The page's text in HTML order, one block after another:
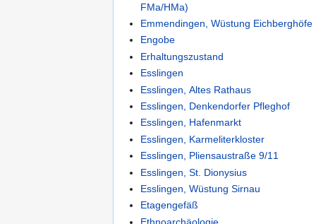
FMa/HMa)
Emmendingen, Wüstung Eichberghöfe
Engobe
Erhaltungszustand
Esslingen
Esslingen, Altes Rathaus
Esslingen, Denkendorfer Pfleghof
Esslingen, Hafenmarkt
Esslingen, Karmeliterkloster
Esslingen, Pliensaustraße 9/11
Esslingen, St. Dionysius
Esslingen, Wüstung Sirnau
Etagengefäß
Ethnoarchäologie